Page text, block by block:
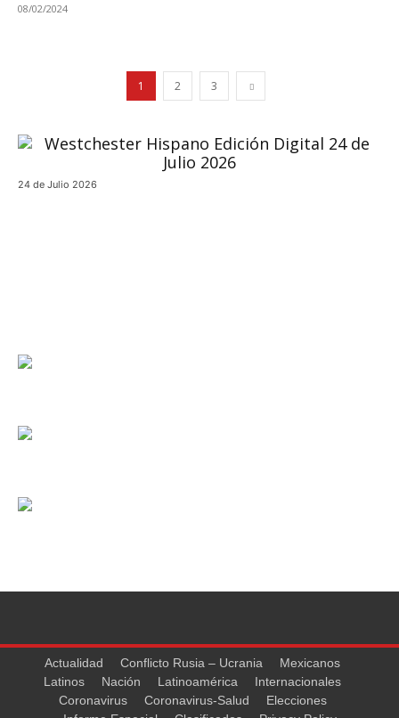
08/02/2024
1 2 3
24 de Julio 2026
Actualidad Conflicto Rusia – Ucrania
Mexicanos
Latinos
Nación Latinoamérica
Internacionales
Coronavirus
Coronavirus-Salud
Elecciones